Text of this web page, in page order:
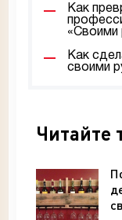
Как
«Своими
Как
своими
Читайте